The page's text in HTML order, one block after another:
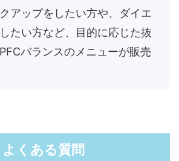
アップをしたい方や、ダイエ
たい方など、目的に応じた抜
バランスのメニューが販売
よくある質問